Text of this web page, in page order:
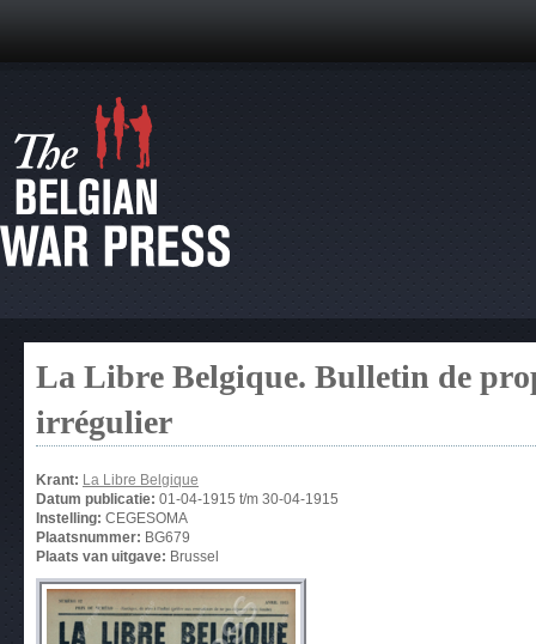
La Libre Belgique. Bulletin de
irrégulier
Krant: La Libre Belgique
Datum publicatie: 01-04-1915 t/m 30-04-1915
Instelling: CEGESOMA
Plaatsnummer: BG679
Plaats van uitgave: Brussel